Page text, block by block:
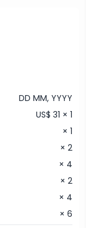
DD MM, YYYY
US$ 31 × 1
× 1
× 2
× 4
× 2
× 4
× 6